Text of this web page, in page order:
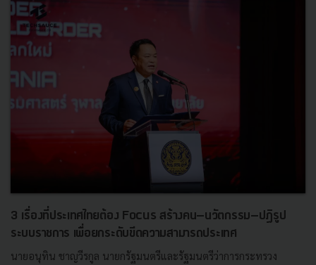
3 เรื่องที่ประเทศไทยต้อง Focus สร้างคน–นวัตกรรม–ปฏิรูป
ระบบราชการ เพื่อยกระดับขีดความสามารถประเทศ
นายอนุทิน ชาญวีรกูล นายกรัฐมนตรีและรัฐมนตรีว่าการกระทรวง